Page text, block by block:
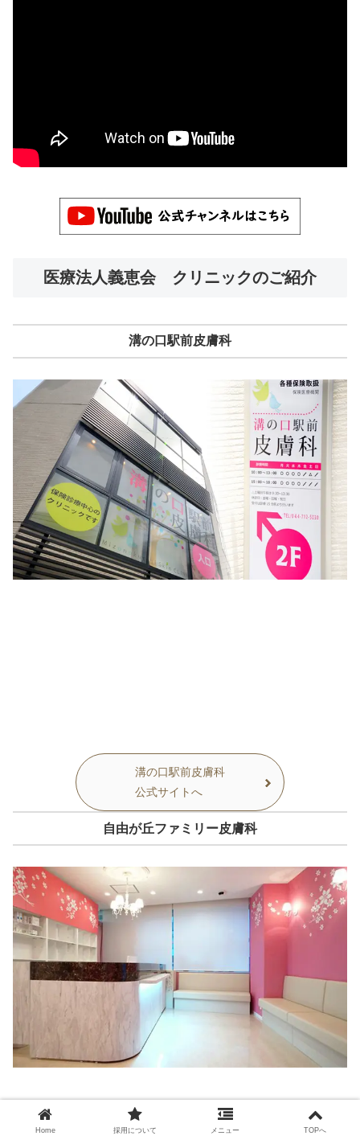
医療法人義恵会 クリニックのご紹介
溝の口駅前皮膚科
溝の口駅前皮膚科
公式サイトへ
自由が丘ファミリー皮膚科
Home 採用について メニュー TOPへ